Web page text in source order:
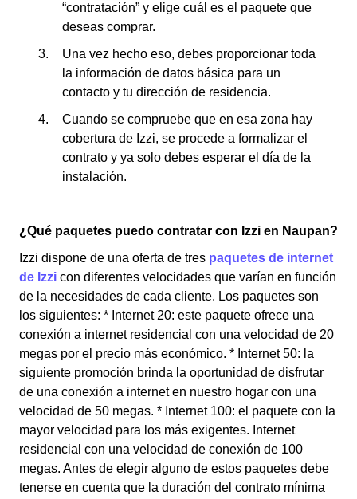
“contratación” y elige cuál es el paquete que
deseas comprar.
Una vez hecho eso, debes proporcionar toda
la información de datos básica para un
contacto y tu dirección de residencia.
Cuando se compruebe que en esa zona hay
cobertura de Izzi, se procede a formalizar el
contrato y ya solo debes esperar el día de la
instalación.
¿Qué paquetes puedo contratar con Izzi en Naupan?
Izzi dispone de una oferta de tres paquetes de internet
de Izzi con diferentes velocidades que varían en función
de la necesidades de cada cliente. Los paquetes son
los siguientes: * Internet 20: este paquete ofrece una
conexión a internet residencial con una velocidad de 20
megas por el precio más económico. * Internet 50: la
siguiente promoción brinda la oportunidad de disfrutar
de una conexión a internet en nuestro hogar con una
velocidad de 50 megas. * Internet 100: el paquete con la
mayor velocidad para los más exigentes. Internet
residencial con una velocidad de conexión de 100
megas. Antes de elegir alguno de estos paquetes debe
tenerse en cuenta que la duración del contrato mínima